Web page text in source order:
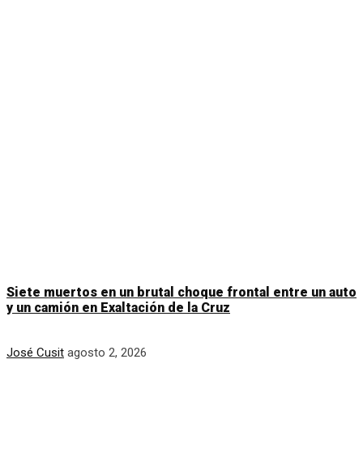
Siete muertos en un brutal choque frontal entre un auto
y un camión en Exaltación de la Cruz
José Cusit agosto 2, 2026